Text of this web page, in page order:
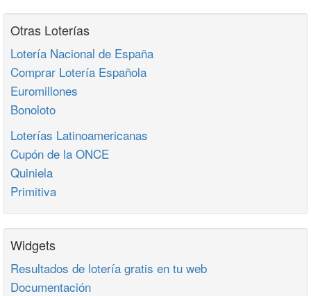
Otras Loterías
Lotería Nacional de España
Comprar Lotería Española
Euromillones
Bonoloto
Loterías Latinoamericanas
Cupón de la ONCE
Quiniela
Primitiva
Widgets
Resultados de lotería gratis en tu web
Documentación